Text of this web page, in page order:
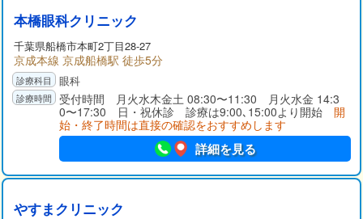
本橋眼科クリニック
千葉県船橋市本町2丁目28-27
京成本線 京成船橋駅 徒歩5分
眼科
受付時間 月火水木金土 08:30〜11:30 月火水金 14:3
0〜17:30 日・祝休診 診療は9:00､15:00より開始 開
始・終了時間は直接の確認をおすすめします
詳細を見る
やすまクリニック